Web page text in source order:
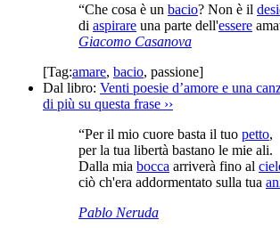
“Che cosa è un bacio? Non è il
di aspirare una parte dell'essere
Giacomo Casanova
[Tag:amare, bacio, passione]
Dal libro: Venti poesie d’amore e una
di più su questa frase ››
“Per il mio cuore basta il tuo petto,
per la tua libertà bastano le mie ali.
Dalla mia bocca arriverà fino al
ciò ch'era addormentato sulla tua
Pablo Neruda